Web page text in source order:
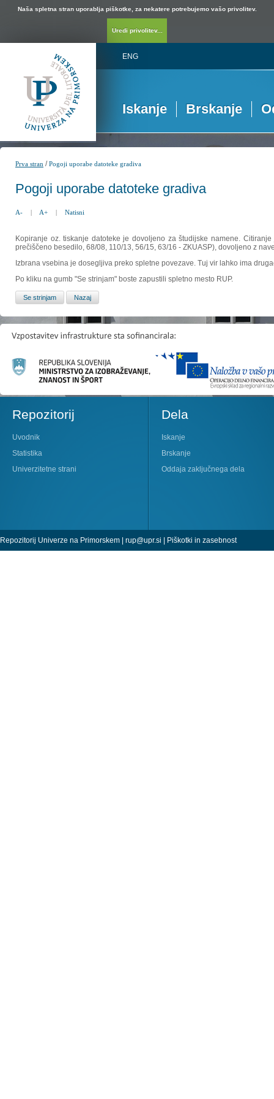
Naša spletna stran uporablja piškotke, za nekatere potrebujemo vašo privolitev.
Uredi privolitev...
ENG
Iskanje Brskanje
Prva stran /Pogoji uporabe datoteke gradiva
Pogoji uporabe datoteke gradiva
A- | A+ | Natisni
Kopiranje oz. tiskanje datoteke je dovoljeno za študijske namene.
prečiščeno besedilo, 68/08, 110/13, 56/15, 63/16 - ZKUASP), dovoljeno z
Izbrana vsebina je dosegljiva preko spletne povezave. Tuj vir lahko ima
Po kliku na gumb "Se strinjam" boste zapustili spletno mesto RUP.
Repozitorij
Uvodnik
Statistika
Univerzitetne strani
Dela
Iskanje
Brskanje
Oddaja zaključnega dela
Repozitorij Univerze na Primorskem | rup@upr.si | Piškotki in zasebnost